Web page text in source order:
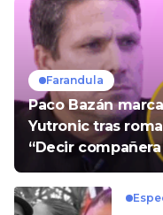
Farandula
Paco Bazán
Yutronic tras
“Decir